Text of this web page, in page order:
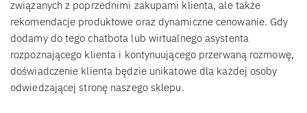
związanych z poprzednimi zakupami klienta, ale także
rekomendacje produktowe oraz dynamiczne cenowanie. Gdy
dodamy do tego chatbota lub wirtualnego asystenta
rozpoznającego klienta i kontynuującego przerwaną rozmowę,
doświadczenie klienta będzie unikatowe dla każdej osoby
odwiedzającej stronę naszego sklepu.